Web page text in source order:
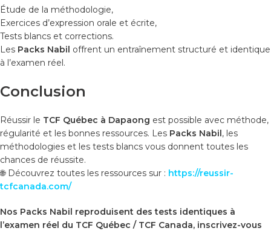
Étude de la méthodologie,
Exercices d’expression orale et écrite,
Tests blancs et corrections.
Les Packs Nabil offrent un entraînement structuré et identique
à l’examen réel.
Conclusion
Réussir le TCF Québec à Dapaong est possible avec méthode,
régularité et les bonnes ressources. Les Packs Nabil, les
méthodologies et les tests blancs vous donnent toutes les
chances de réussite.
🌐 Découvrez toutes les ressources sur : https://reussir-
tcfcanada.com/
Nos Packs Nabil reproduisent des tests identiques à
l’examen réel du TCF Québec / TCF Canada, inscrivez-vous